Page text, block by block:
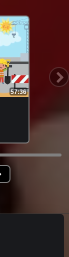
57:36